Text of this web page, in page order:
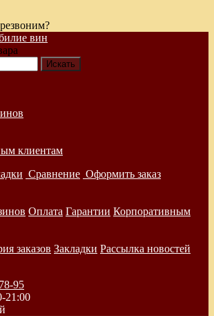
клиентам
Сравнение Оформить заказ
Оплата Гарантии Корпоративным
заказов Закладки Рассылка новостей
95
21:00